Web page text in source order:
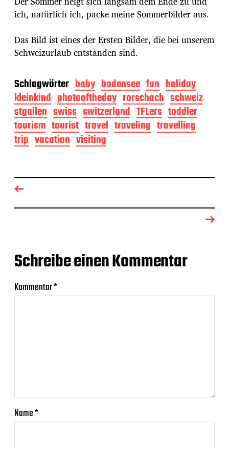
ich, natürlich ich, packe meine Sommerbilder aus.
Das Bild ist eines der Ersten Bilder, die bei unserem
Schweizurlaub entstanden sind.
Schlagwörter baby bodensee fun holiday
kleinkind photooftheday rorschach schweiz
stgallen swiss switzerland TFLers toddler
tourism tourist travel traveling travelling
trip vacation visiting
Schreibe einen Kommentar
Kommentar*
Name*